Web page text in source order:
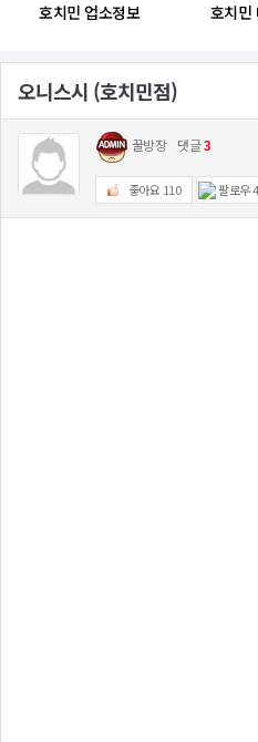
호치민 업소정보 호치민
오니스시 (호치민점)
꿀방장 댓글3
좋아요 110 팔로우